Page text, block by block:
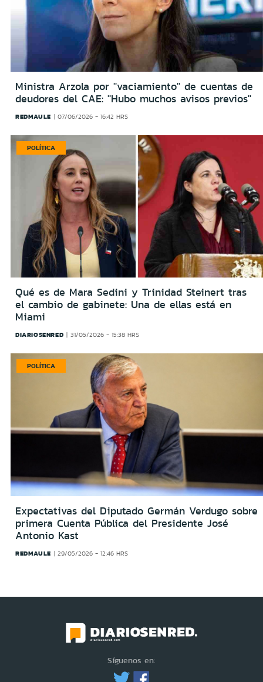
Ministra Arzola por ''vaciamiento'' de cuentas de
deudores del CAE: ''Hubo muchos avisos previos''
REDMAULE 07/06/2026 - 16:42 HRS
POLÍTICA
Qué es de Mara Sedini y Trinidad Steinert tras
el cambio de gabinete: Una de ellas está en
Miami
DIARIOSENRED 31/05/2026 - 15:38 HRS
POLÍTICA
Expectativas del Diputado Germán Verdugo sobre
primera Cuenta Pública del Presidente José
Antonio Kast
REDMAULE 29/05/2026 - 12:46 HRS
Síguenos en: